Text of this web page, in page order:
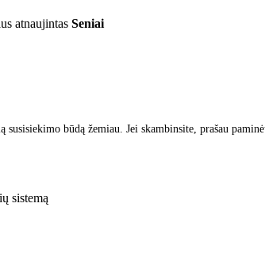
atnaujintas Seniai
būdą žemiau. Jei skambinsite, prašau
sistemą